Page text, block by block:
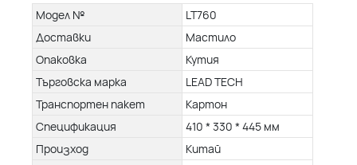
Модел №
LT760
Доставки
Мастило
Опаковка
Кутия
Търговска марка
LEAD TECH
Транспортен пакет
Картон
Спецификация
410 * 330 * 445 мм
Произход
Китай